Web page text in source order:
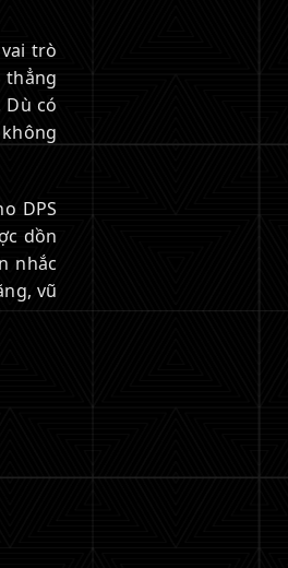
trò
thẳng
Dù có
DPS
dồn
nhắc
vũ